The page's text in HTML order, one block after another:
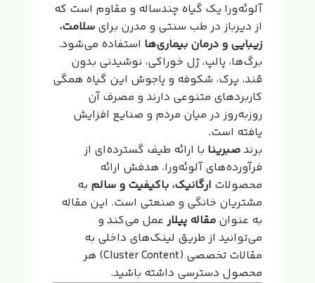
آلوئه‌ورا یک گیاه چندساله و مقاوم است که
از دیرباز در طب سنتی و مدرن برای سلامت،
زیبایی و درمان بیماری‌ها استفاده می‌شود.
برگ‌ها، پالپ، ژل خوراکی، نوشیدنی بدون
قند، پرک، شکوفه و پاجوش این گیاه همگی
کاربردهای متنوعی دارند و مصرف آن
روزبه‌روز در میان مردم و صنایع افزایش
یافته است.
برندصبرینا با ارائه طیف گسترده‌ای از
فرآورده‌های آلوئه‌ورا، هدفش ارائه
محصولات ارگانیک، باکیفیت و سالم به
مشتریان خانگی و صنعتی است. این مقاله
به عنوان مقاله پیلارعمل می‌کند و
می‌توانید از طریق لینک‌های داخلی به
مقالات تخصصی (Cluster Content) هر
محصول دسترسی داشته باشید.